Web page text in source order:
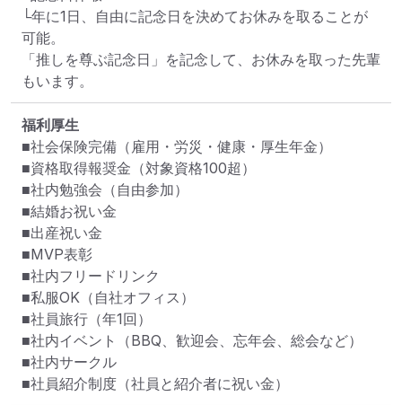
└年に1日、自由に記念日を決めてお休みを取ることが
可能。
「推しを尊ぶ記念日」を記念して、お休みを取った先輩
もいます。
福利厚生
■社会保険完備（雇用・労災・健康・厚生年金）
■資格取得報奨金（対象資格100超）
■社内勉強会（自由参加）
■結婚お祝い金
■出産祝い金
■MVP表彰
■社内フリードリンク
■私服OK（自社オフィス）
■社員旅行（年1回）
■社内イベント（BBQ、歓迎会、忘年会、総会など）
■社内サークル
■社員紹介制度（社員と紹介者に祝い金）